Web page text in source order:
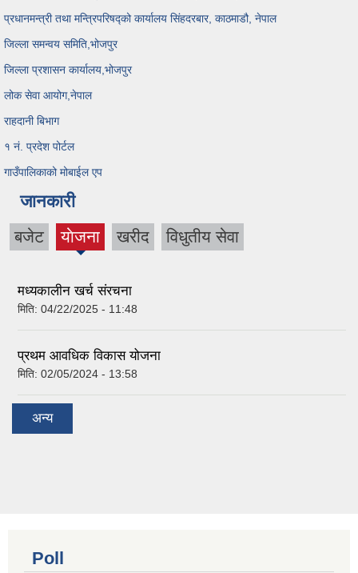
प्रधानमन्त्री तथा मन्त्रिपरिषद्को कार्यालय सिंहदरबार, काठमाडौ, नेपाल
जिल्ला समन्वय समिति,भोजपुर
जिल्ला प्रशासन कार्यालय,भोजपुर
लोक सेवा आयोग,नेपाल
राहदानी बिभाग
१ नं. प्रदेश पोर्टल
गाउँपालिकाको मोबाईल एप
जानकारी
बजेट याेजना
(active
खरीद विधुतीय सेवा
मध्यकालीन खर्च संरचना
मिति: 04/22/2025 - 11:48
प्रथम आवधिक विकास योजना
मिति: 02/05/2024 - 13:58
अन्य
Poll